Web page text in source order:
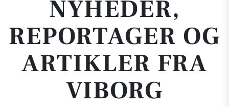
NYHEDER,
REPORTAGER OG
ARTIKLER FRA
VIBORG